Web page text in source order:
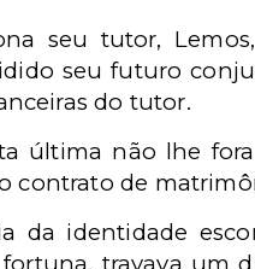
seu tutor,
seu futuro
do tutor.
última não lhe
contrato de
da identidade